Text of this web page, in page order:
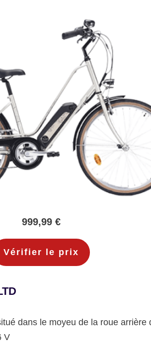
999,99 €
Vérifier le prix
dans le moyeu de la roue arrière
V